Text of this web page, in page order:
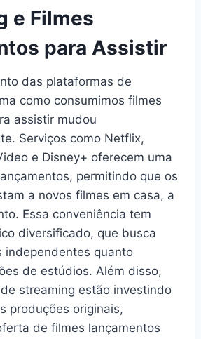
e Filmes
para Assistir
das plataformas de
como consumimos filmes
assistir mudou
Serviços como Netflix,
e Disney+ oferecem uma
permitindo que os
a novos filmes em casa, a
Essa conveniência tem
diversificado, que busca
independentes quanto
de estúdios. Além disso,
streaming estão investindo
produções originais,
de filmes lançamentos